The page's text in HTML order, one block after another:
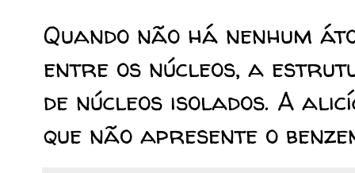
Quando não há nenhum
entre os núcleos, a
de núcleos isolados. A
que não apresente o